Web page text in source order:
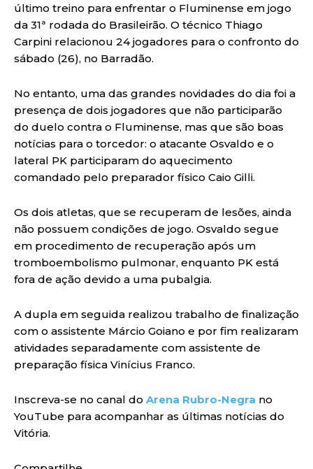
último treino para enfrentar o Fluminense em jogo
da 31ª rodada do Brasileirão. O técnico Thiago
Carpini relacionou 24 jogadores para o confronto do
sábado (26), no Barradão.
No entanto, uma das grandes novidades do dia foi a
presença de dois jogadores que não participarão
do duelo contra o Fluminense, mas que são boas
notícias para o torcedor: o atacante Osvaldo e o
lateral PK participaram do aquecimento
comandado pelo preparador físico Caio Gilli.
Os dois atletas, que se recuperam de lesões, ainda
não possuem condições de jogo. Osvaldo segue
em procedimento de recuperação após um
tromboembolismo pulmonar, enquanto PK está
fora de ação devido a uma pubalgia.
A dupla em seguida realizou trabalho de finalização
com o assistente Márcio Goiano e por fim realizaram
atividades separadamente com assistente de
preparação física Vinícius Franco.
Inscreva-se no canal do Arena Rubro-Negra no
YouTube para acompanhar as últimas notícias do
Vitória.